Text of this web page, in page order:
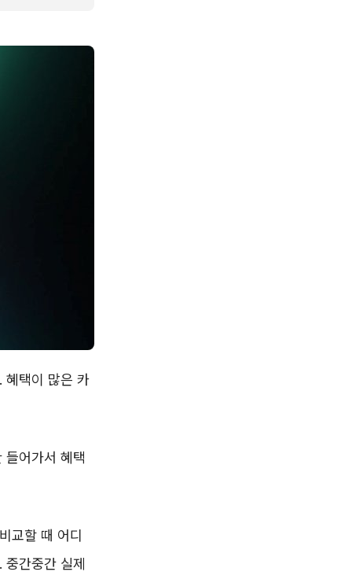
혜택이 많은 카
들어가서 혜택
교할 때 어디
간중간 실제